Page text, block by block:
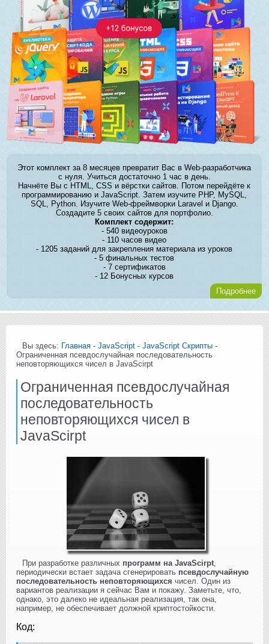
Этот комплект за 8 месяцев превратит Вас в Web-разработчика
с нуля. Учиться достаточно 1 час в день.
Начнёте Вы с HTML, CSS и вёрстки сайтов. Потом перейдёте к
программированию и JavaScript. Затем изучите PHP, MySQL,
SQL, Python. Изучите Web-фреймворки Laravel и Django.
Создадите 5 своих сайтов для портфолио.
Комплект содержит:
- 540 видеоуроков
- 110 часов видео
- 1205 заданий для закрепления материала из уроков
- 5 финальных тестов
- 7 сертификатов
- 12 Бонусных курсов
Подробнее
Вы здесь: Главная - JavaScript - JavaScript Скрипты -
Ограниченная псевдослучайная последовательность
неповторяющихся чисел в JavaScirpt
Ограниченная псевдослучайная
последовательность
неповторяющихся чисел в
JavaScirpt
При разработке различных программ на JavaScirpt
периодически встает задача сгенерировать псевдослучайную
последовательность неповторяющихся чисел. Один из
вариантов реализации я сейчас Вам и покажу. Заметьте, что,
однако, это далеко не идеальная реализация, так она,
например, не обеспечивает должной криптостойкости.
Код: